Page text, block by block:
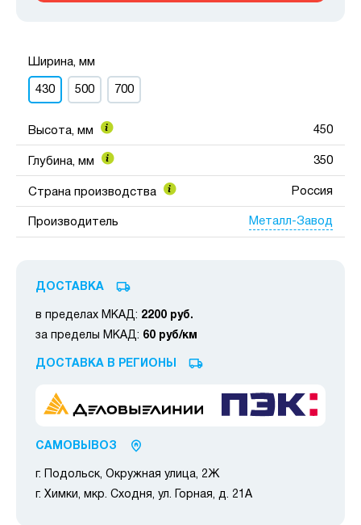
Ширина, мм
430 500 700
Высота, мм 450
Глубина, мм 350
Страна производства Россия
Производитель Металл-Завод
ДОСТАВКА
в пределах МКАД: 2200 руб.
за пределы МКАД: 60 руб/км
ДОСТАВКА В РЕГИОНЫ
САМОВЫВОЗ
г. Подольск, Окружная улица, 2Ж
г. Химки, мкр. Сходня, ул. Горная, д. 21А